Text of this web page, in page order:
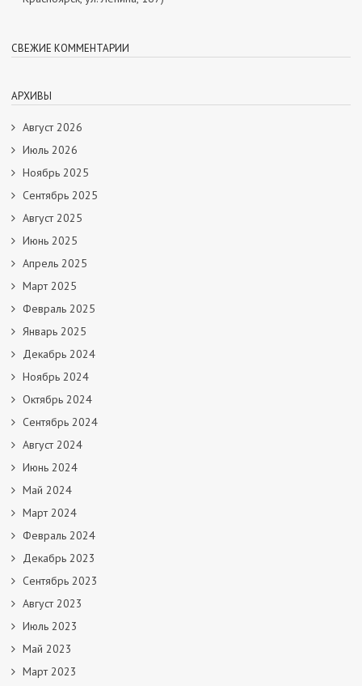
СВЕЖИЕ КОММЕНТАРИИ
АРХИВЫ
Август 2026
Июль 2026
Ноябрь 2025
Сентябрь 2025
Август 2025
Июнь 2025
Апрель 2025
Март 2025
Февраль 2025
Январь 2025
Декабрь 2024
Ноябрь 2024
Октябрь 2024
Сентябрь 2024
Август 2024
Июнь 2024
Май 2024
Март 2024
Февраль 2024
Декабрь 2023
Сентябрь 2023
Август 2023
Июль 2023
Май 2023
Март 2023